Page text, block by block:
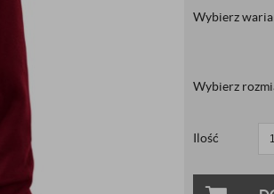
Wybierz
Wybierz
Ilość